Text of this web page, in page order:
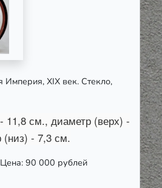
Империя, XIX век. Стекло,
11,8 см., диаметр (верх) -
- 7,3 см.
90 000 рублей